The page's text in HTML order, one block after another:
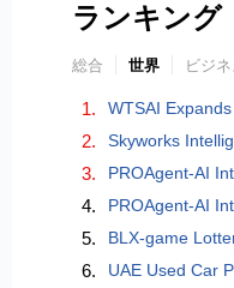
ランキング
総合 世界 ビジネ
1. WTSAI
2. Skyworks
3. PROAgent-AI
4. PROAgent-AI
5. BLX-game
6. UAE Used Car